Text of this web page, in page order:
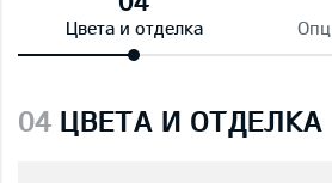
Цвета и отделка
04 ЦВЕТА И ОТДЕЛКА